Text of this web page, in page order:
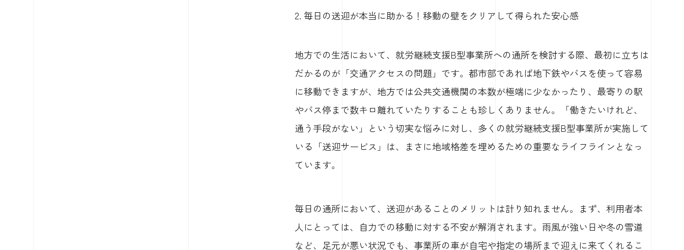
2. 毎日の送迎が本当に助かる！移動の壁をクリアして得られた安心感
地方での生活において、就労継続支援B型事業所への通所を検討する際、最初に立ちは
だかるのが「交通アクセスの問題」です。都市部であれば地下鉄やバスを使って容易
に移動できますが、地方では公共交通機関の本数が極端に少なかったり、最寄りの駅
やバス停まで数キロ離れていたりすることも珍しくありません。「働きたいけれど、
通う手段がない」という切実な悩みに対し、多くの就労継続支援B型事業所が実施して
いる「送迎サービス」は、まさに地域格差を埋めるための重要なライフラインとなっ
ています。
毎日の通所において、送迎があることのメリットは計り知れません。まず、利用者本
人にとっては、自力での移動に対する不安が解消されます。雨風が強い日や冬の雪道
など、足元が悪い状況でも、事業所の車が自宅や指定の場所まで迎えに来てくれるこ